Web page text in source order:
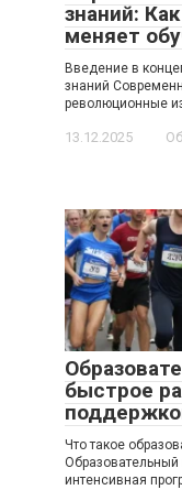
знаний:
меняет
Введение в
знаний
революционные
13.12.2025
быстрое
Что такое
Образовательный
интенсивная